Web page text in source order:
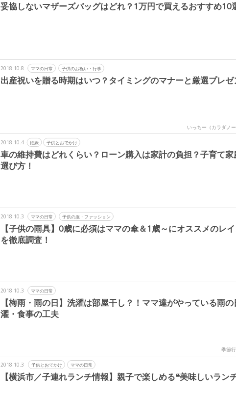
妥協しないマザーズバッグはどれ？1万円で買えるおすすめ10
2018.10.8 ママの日常 子供のお祝い・行事
出産祝いを贈る時期はいつ？タイミングのマナーと厳選プレ
いっちー（カラダノー
2018.10.4 妊娠 子供とおでかけ
車の維持費はどれくらい？ローン購入は家計の負担？子育て
選び方！
2018.10.3 ママの日常 子供の服・ファッション
【子供の雨具】0歳に必須はママの傘＆1歳～にオススメのレ
を徹底調査！
2018.10.3 ママの日常
【梅雨・雨の日】洗濯は部屋干し？！ママ達がやっている雨
濯・食事の工夫
季節
2018.10.3 子供とおでかけ ママの日常
【横浜市／子連れランチ情報】親子で楽しめる❝美味しいラン